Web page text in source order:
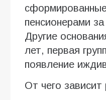
пенсионерами
Другие
лет, первая
появление
От чего зависит